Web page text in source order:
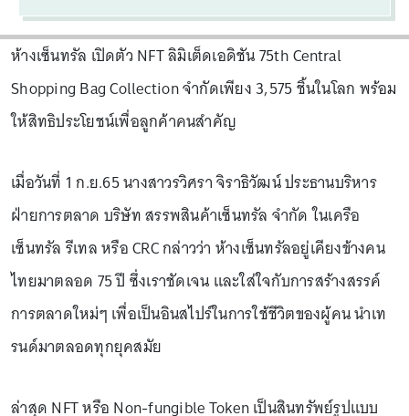
ห้างเซ็นทรัล เปิดตัว NFT ลิมิเต็ดเอดิชัน 75th Central
Shopping Bag Collection จำกัดเพียง 3,575 ชิ้นในโลก พร้อม
ให้สิทธิประโยชน์เพื่อลูกค้าคนสำคัญ
เมื่อวันที่ 1 ก.ย.65 นางสาวรวิศรา จิราธิวัฒน์ ประธานบริหาร
ฝ่ายการตลาด บริษัท สรรพสินค้าเซ็นทรัล จำกัด ในเครือ
เซ็นทรัล รีเทล หรือ CRC กล่าวว่า ห้างเซ็นทรัลอยู่เคียงข้างคน
ไทยมาตลอด 75 ปี ซึ่งเราชัดเจน และใส่ใจกับการสร้างสรรค์
การตลาดใหม่ๆ เพื่อเป็นอินสไปร์ในการใช้ชีวิตของผู้คน นำเท
รนด์มาตลอดทุกยุคสมัย
ล่าสุด NFT หรือ Non-fungible Token เป็นสินทรัพย์รูปแบบ